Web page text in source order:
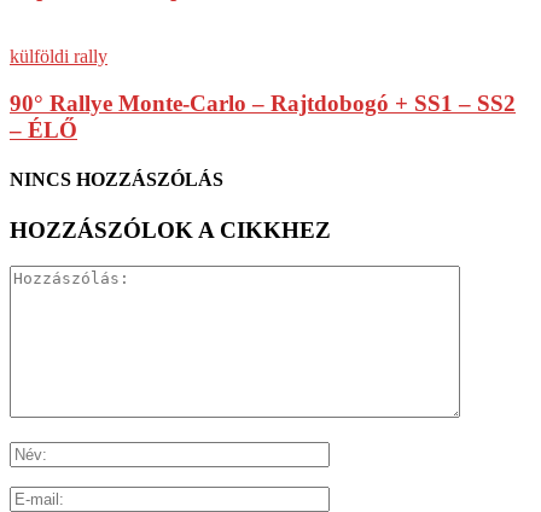
külföldi rally
90° Rallye Monte-Carlo – Rajtdobogó + SS1 – SS2
– ÉLŐ
NINCS HOZZÁSZÓLÁS
HOZZÁSZÓLOK A CIKKHEZ